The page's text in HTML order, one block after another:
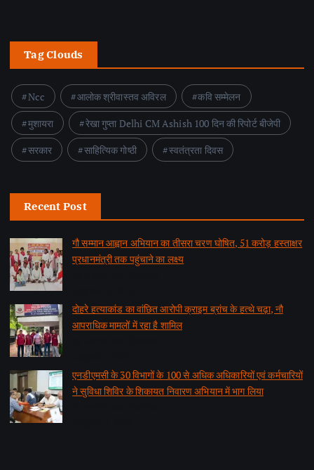
Tag Clouds
Ncc आलोक श्रीवास्तव अविरल
कवि सम्मेलन
मुशायरा
रेखा गुप्ता Delhi CM Ashish 100 दिन की रिपोर्ट बीजेपी
सरकार
साहित्यिक गोष्ठी स्वतंत्रता दिवस
Recent Post
गौ सम्मान आह्वान अभियान का तीसरा चरण घोषित, 51 करोड़ हस्ताक्षर
प्रधानमंत्री तक पहुंचाने का लक्ष्य
दोहरे हत्याकांड का वांछित आरोपी क्राइम ब्रांच के हत्थे चढ़ा, नौ
आपराधिक मामलों में रहा है शामिल
एनडीएमसी के 30 विभागों के 100 से अधिक अधिकारियों एवं कर्मचारियों
ने सुविधा शिविर के शिकायत निवारण अभियान में भाग लिया